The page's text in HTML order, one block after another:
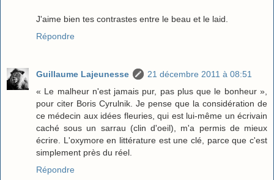
J'aime bien tes contrastes entre le beau et le laid.
Répondre
Guillaume Lajeunesse
21 décembre 2011 à 08:51
« Le malheur n'est jamais pur, pas plus que le bonheur »,
pour citer Boris Cyrulnik. Je pense que la considération de
ce médecin aux idées fleuries, qui est lui-même un écrivain
caché sous un sarrau (clin d'oeil), m'a permis de mieux
écrire. L'oxymore en littérature est une clé, parce que c'est
simplement près du réel.
Répondre